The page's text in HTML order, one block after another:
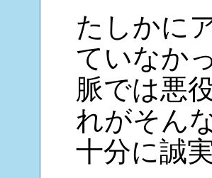
たしかに
ていなか
脈では悪
れがそん
十分に誠